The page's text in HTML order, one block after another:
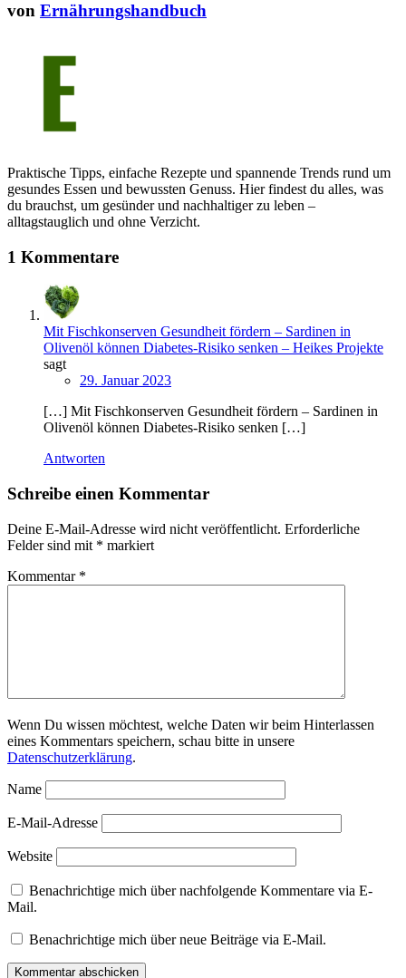
von Ernährungshandbuch
Praktische Tipps, einfache Rezepte und spannende Trends rund um
gesundes Essen und bewussten Genuss. Hier findest du alles, was
du brauchst, um gesünder und nachhaltiger zu leben –
alltagstauglich und ohne Verzicht.
1 Kommentare
Mit Fischkonserven Gesundheit fördern – Sardinen in
Olivenöl können Diabetes-Risiko senken – Heikes Projekte
sagt
29. Januar 2023
[…] Mit Fischkonserven Gesundheit fördern – Sardinen in
Olivenöl können Diabetes-Risiko senken […]
Antworten
Schreibe einen Kommentar
Deine E-Mail-Adresse wird nicht veröffentlicht. Erforderliche
Felder sind mit * markiert
Kommentar *
Wenn Du wissen möchtest, welche Daten wir beim Hinterlassen
eines Kommentars speichern, schau bitte in unsere
Datenschutzerklärung.
Name
E-Mail-Adresse
Website
Benachrichtige mich über nachfolgende Kommentare via E-
Mail.
Benachrichtige mich über neue Beiträge via E-Mail.